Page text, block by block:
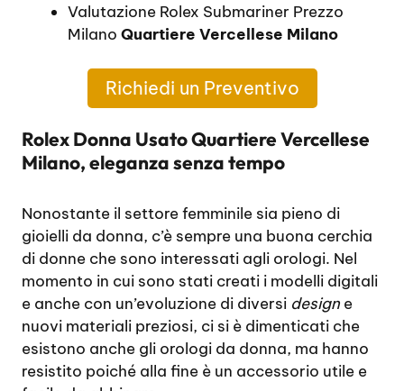
Valutazione Rolex Submariner Prezzo
Milano Quartiere Vercellese Milano
Richiedi un Preventivo
Rolex Donna Usato Quartiere Vercellese
Milano, eleganza senza tempo
Nonostante il settore femminile sia pieno di
gioielli da donna, c’è sempre una buona cerchia
di donne che sono interessati agli orologi. Nel
momento in cui sono stati creati i modelli digitali
e anche con un’evoluzione di diversi design e
nuovi materiali preziosi, ci si è dimenticati che
esistono anche gli orologi da donna, ma hanno
resistito poiché alla fine è un accessorio utile e